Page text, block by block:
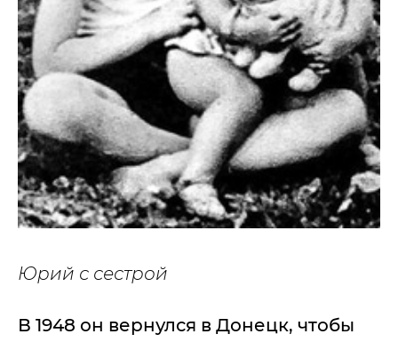
Юрий с сестрой
В 1948 он вернулся в Донецк, чтобы